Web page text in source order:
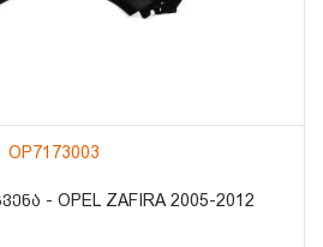
OP7173003
- OPEL ZAFIRA 2005-2012